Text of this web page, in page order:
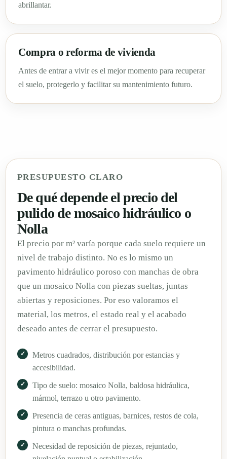
abrillantar.
Compra o reforma de vivienda
Antes de entrar a vivir es el mejor momento para recuperar
el suelo, protegerlo y facilitar su mantenimiento futuro.
PRESUPUESTO CLARO
De qué depende el precio del
pulido de mosaico hidráulico o
Nolla
El precio por m² varía porque cada suelo requiere un
nivel de trabajo distinto. No es lo mismo un
pavimento hidráulico poroso con manchas de obra
que un mosaico Nolla con piezas sueltas, juntas
abiertas y reposiciones. Por eso valoramos el
material, los metros, el estado real y el acabado
deseado antes de cerrar el presupuesto.
Metros cuadrados, distribución por estancias y
accesibilidad.
Tipo de suelo: mosaico Nolla, baldosa hidráulica,
mármol, terrazo u otro pavimento.
Presencia de ceras antiguas, barnices, restos de cola,
pintura o manchas profundas.
Necesidad de reposición de piezas, rejuntado,